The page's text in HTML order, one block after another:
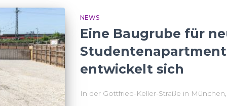
NEWS
Eine Baugrube für
entwickelt sich
In der Gottfried-Keller-Straße in